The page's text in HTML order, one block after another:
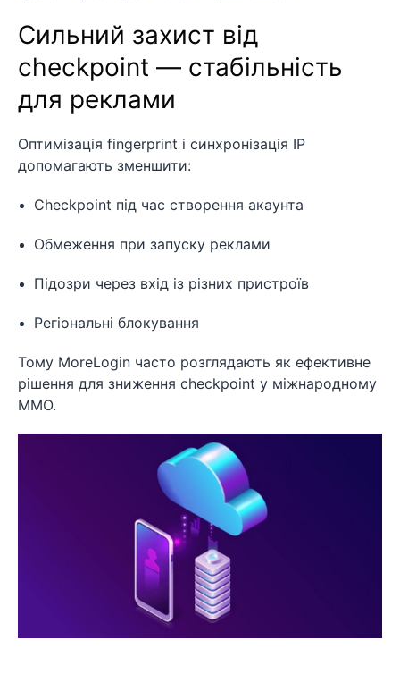
Сильний захист від
checkpoint — стабільність
для реклами
Оптимізація fingerprint і синхронізація IP
допомагають зменшити:
Checkpoint під час створення акаунта
Обмеження при запуску реклами
Підозри через вхід із різних пристроїв
Регіональні блокування
Тому MoreLogin часто розглядають як ефективне
рішення для зниження checkpoint у міжнародному
MMO.